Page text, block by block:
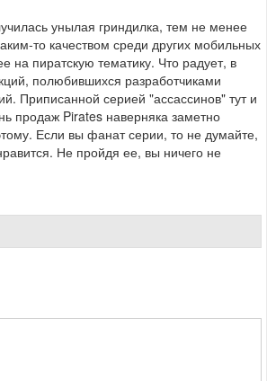
унылая гриндилка, тем не менее
то качеством среди других мобильных
на пиратскую тематику. Что радует, в
полюбившихся разработчиками
Приписанной серией "ассассинов" тут и
продаж Pirates наверняка заметно
Если вы фанат серии, то не думайте,
Не пройдя ее, вы ничего не